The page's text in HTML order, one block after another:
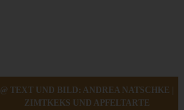
@ TEXT UND BILD: ANDREA NATSCHKE |
ZIMTKEKS UND APFELTARTE